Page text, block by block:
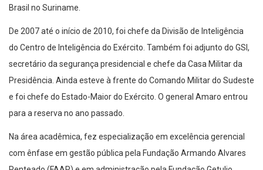
Brasil no Suriname.
De 2007 até o início de 2010, foi chefe da Divisão de Inteligência
do Centro de Inteligência do Exército. Também foi adjunto do GSI,
secretário da segurança presidencial e chefe da Casa Militar da
Presidência. Ainda esteve à frente do Comando Militar do Sudeste
e foi chefe do Estado-Maior do Exército. O general Amaro entrou
para a reserva no ano passado.
Na área acadêmica, fez especialização em excelência gerencial
com ênfase em gestão pública pela Fundação Armando Alvares